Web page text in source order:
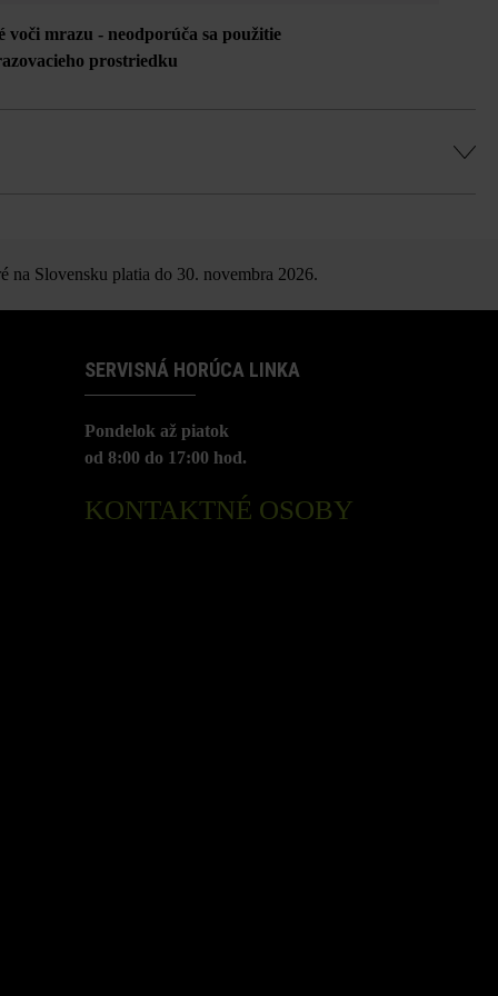
voči mrazu - neodporúča sa použitie
prostriedku
na Slovensku platia do 30. novembra 2026.
SERVISNÁ HORÚCA LINKA
Pondelok až piatok
od 8:00 do 17:00 hod.
KONTAKTNÉ OSOBY